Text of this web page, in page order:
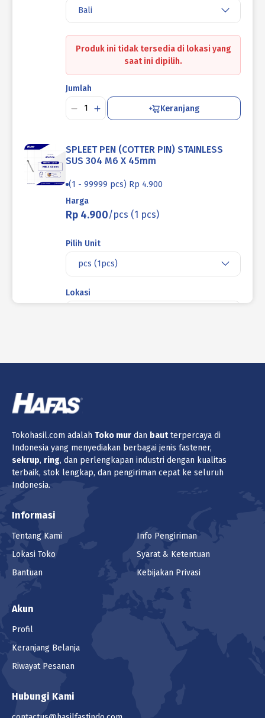
Bali
Produk ini tidak tersedia di lokasi yang
saat ini dipilih.
Jumlah
Keranjang
SPLEET PEN (COTTER PIN) STAINLESS
SUS 304 M6 X 45mm
(1 - 99999 pcs) Rp 4.900
Harga
Rp 4.900/pcs (1 pcs)
Pilih Unit
pcs (1pcs)
Lokasi
Keranjang
SPLEET PEN (COTTER PIN) STAINLESS
SUS 304 M6 X 40mm
(1 - 99999 pcs) Rp 4.400
Harga
Rp 4.400/pcs (1 pcs)
SPLEET PEN (COTTER PIN) STAINLESS
SUS 304 M5 X 50mm
(1 - 99999 pcs) Rp 3.200
Tokohasil.com adalah Toko mur dan bautterpercaya di
Indonesia yang menyediakan berbagai jenis fastener,
sekrup, ring, dan perlengkapan industri dengan kualitas
terbaik, stok lengkap, dan pengiriman cepat ke seluruh
Indonesia.
Informasi
Tentang Kami
Lokasi Toko
Bantuan
Info Pengiriman
Syarat & Ketentuan
Kebijakan Privasi
Akun
Profil
Keranjang Belanja
Riwayat Pesanan
Hubungi Kami